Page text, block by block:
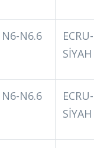
N6-N6.6
ECRU-
SİYAH
N6-N6.6
ECRU-
SİYAH